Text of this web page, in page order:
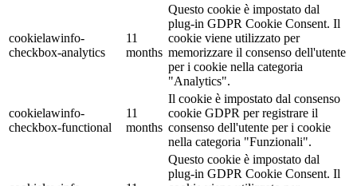
cookielawinfo-
checkbox-analytics
11
months
Questo cookie è impostato dal
plug-in GDPR Cookie Consent. Il
cookie viene utilizzato per
memorizzare il consenso dell'utente
per i cookie nella categoria
"Analytics".
cookielawinfo-
checkbox-functional
11
months
Il cookie è impostato dal consenso
cookie GDPR per registrare il
consenso dell'utente per i cookie
nella categoria "Funzionali".
Questo cookie è impostato dal
plug-in GDPR Cookie Consent. Il